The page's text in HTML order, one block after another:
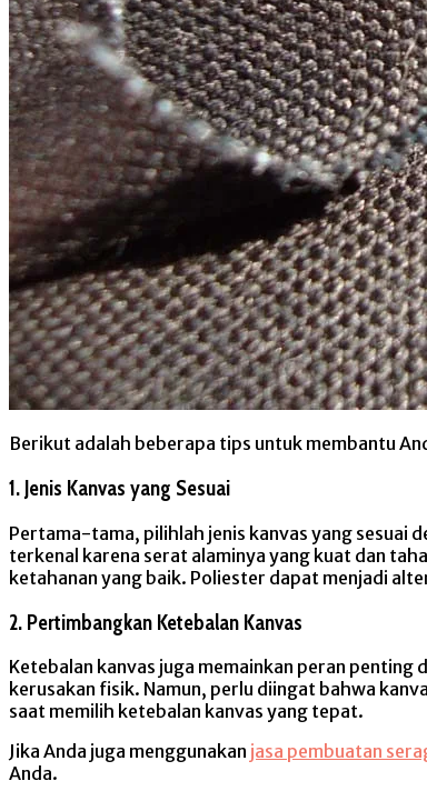
Berikut adalah beberapa tips untuk membantu
1. Jenis Kanvas yang Sesuai
Pertama-tama, pilihlah jenis kanvas yang sesuai
terkenal karena serat alaminya yang kuat dan
ketahanan yang baik. Poliester dapat menjadi
2. Pertimbangkan Ketebalan Kanvas
Ketebalan kanvas juga memainkan peran
kerusakan fisik. Namun, perlu diingat bahwa
saat memilih ketebalan kanvas yang tepat.
Jika Anda juga menggunakan jasa pembuatan
Anda.